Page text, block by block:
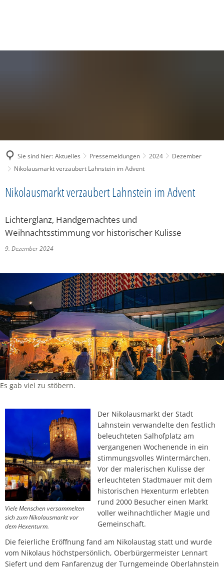
Sie sind hier: Aktuelles Pressemeldungen 2024
Dezember
Nikolausmarkt verzaubert Lahnstein im Advent
Nikolausmarkt verzaubert Lahnstein im Advent
Lichterglanz, Handgemachtes und
Weihnachtsstimmung vor historischer Kulisse
9. Dezember 2024
Es gab viel zu stöbern.
Viele Menschen versammelten
sich zum Nikolausmarkt vor
dem Hexenturm.
Der Nikolausmarkt der Stadt
Lahnstein verwandelte den festlich
beleuchteten Salhofplatz am
vergangenen Wochenende in ein
stimmungsvolles Wintermärchen.
Vor der malerischen Kulisse der
erleuchteten Stadtmauer mit dem
historischen Hexenturm erlebten
rund 2000 Besucher einen Markt
voller weihnachtlicher Magie und
Gemeinschaft.
Die feierliche Eröffnung fand am Nikolaustag statt und wurde
vom Nikolaus höchstpersönlich, Oberbürgermeister Lennart
Siefert und dem Fanfarenzug der Turngemeinde Oberlahnstein